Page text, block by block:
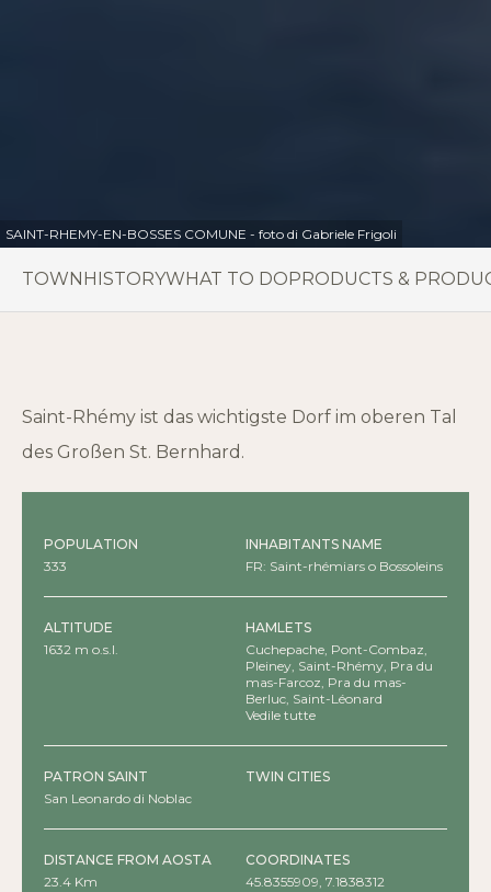
SAINT-RHEMY-EN-BOSSES COMUNE - foto di Gabriele Frigoli
TOWN HISTORYWHAT TO DO PRODUCTS &
Saint-Rhémy ist das wichtigste Dorf im oberen Tal
des Großen St. Bernhard.
POPULATION
333
INHABITANTS NAME
FR: Saint-rhémiars o Bossoleins
ALTITUDE
1632 m o.s.l.
HAMLETS
Cuchepache, Pont-Combaz,
Pleiney, Saint-Rhémy, Pra du
mas-Farcoz, Pra du mas-
Berluc, Saint-Léonard
(capoluogo), Suil, Ronc, Cerisey,
Les Gorres
Vedile tutte
PATRON SAINT
San Leonardo di Noblac
TWIN CITIES
DISTANCE FROM AOSTA
23.4 Km
COORDINATES
45.8355909, 7.1838312